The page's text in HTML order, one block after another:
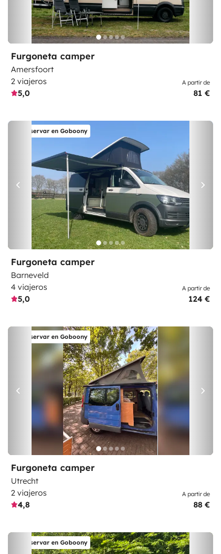
Furgoneta camper
Amersfoort
2 viajeros
5,0
A partir de
81 €
Reservar en Goboony
Furgoneta camper
Barneveld
4 viajeros
5,0
A partir de
124 €
Reservar en Goboony
Furgoneta camper
Utrecht
2 viajeros
4,8
A partir de
88 €
Reservar en Goboony